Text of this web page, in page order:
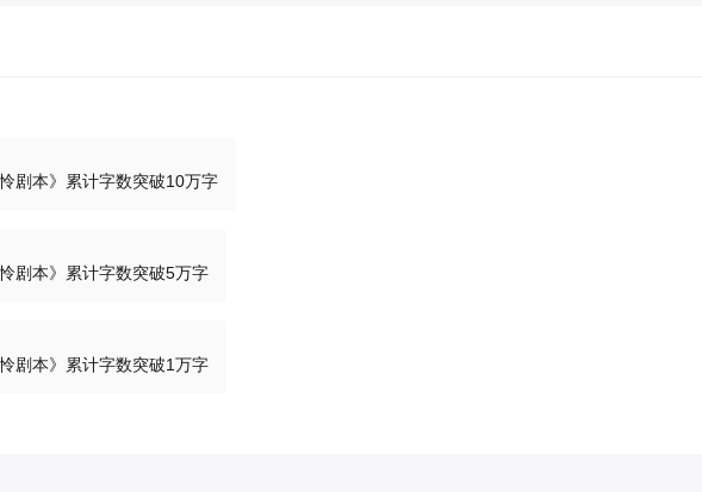
剧本》累计字数突破10万字
剧本》累计字数突破5万字
剧本》累计字数突破1万字